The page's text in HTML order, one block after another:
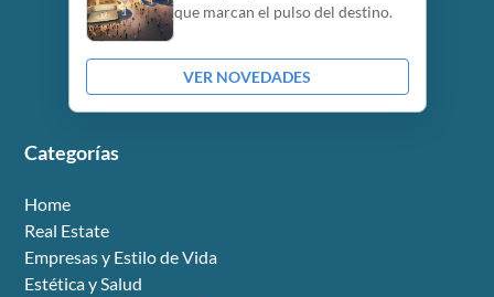
que marcan el pulso del destino.
VER NOVEDADES
Categorías
Home
Real Estate
Empresas y Estilo de Vida
Estética y Salud